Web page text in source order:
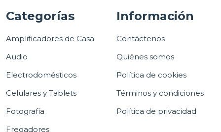
Categorías
Amplificadores de Casa
Audio
Electrodomésticos
Celulares y Tablets
Fotografía
Fregadores
Información
Contáctenos
Quiénes somos
Política de cookies
Términos y condiciones
Política de privacidad